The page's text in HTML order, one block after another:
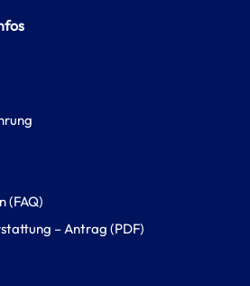
(FAQ)
– Antrag (PDF)